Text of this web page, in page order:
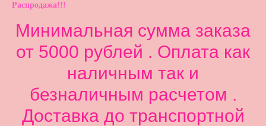
Распродажа!!!
Минимальная сумма заказа
от 5000 рублей . Оплата как
наличным так и
безналичным расчетом .
Доставка до транспортной